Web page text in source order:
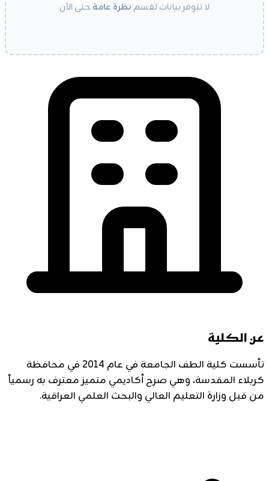
لا تتوفر بيانات لقسمنظرة عامة حتى الآن
عن الكلية
تأسست كلية الطف الجامعة في عام 2014 في محافظة
كربلاء المقدسة، وهي صرح أكاديمي متميز معترف به رسمياً
من قبل وزارة التعليم العالي والبحث العلمي العراقية.